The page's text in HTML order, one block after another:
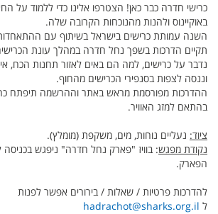
כרישי חדרה כבר כאן! הצטרפו אלינו כדי ללמוד על
באוקיינוס ולהנות מהנוכחות הקרובה שלה.
השנה עמותת כרישים בישראל בשיתוף עם
תקיים הדרכות בשפך נחל חדרה במהלך עונת
נדבר על כרישים, למה הם באים לאזור תחנות הכח,
וננסה לצפות בסנפירי הכרישים מהחוף.
ההדרכות מפורסמת מראש באתר וההרשמה תיפתח
בהתאם למזג האוויר.
ציוד: נעליים נוחות, מים, משקפת (מומלץ).
נקודת מפגש: בוויז "פארק נחל חדרה" ניפגש
הפארק.
להדרכות פרטיות / שאלות / בירורים אפשר לפנות
ל hadrachot@sharks.org.il